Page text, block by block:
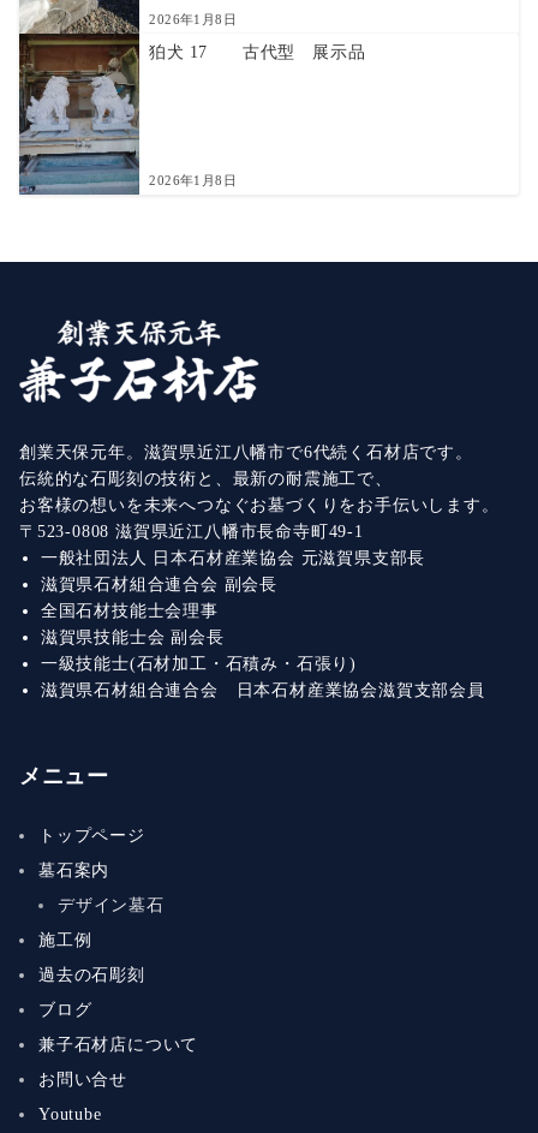
2026年1月8日
狛犬 17 古代型 展示品
2026年1月8日
創業天保元年。滋賀県近江八幡市で6代続く石材店です。
伝統的な石彫刻の技術と、最新の耐震施工で、
お客様の想いを未来へつなぐお墓づくりをお手伝いします。
〒523-0808 滋賀県近江八幡市長命寺町49-1
一般社団法人 日本石材産業協会 元滋賀県支部長
滋賀県石材組合連合会 副会長
全国石材技能士会理事
滋賀県技能士会 副会長
一級技能士(石材加工・石積み・石張り)
滋賀県石材組合連合会 日本石材産業協会滋賀支部会員
メニュー
トップページ
墓石案内
デザイン墓石
施工例
過去の石彫刻
ブログ
兼子石材店について
お問い合せ
Youtube